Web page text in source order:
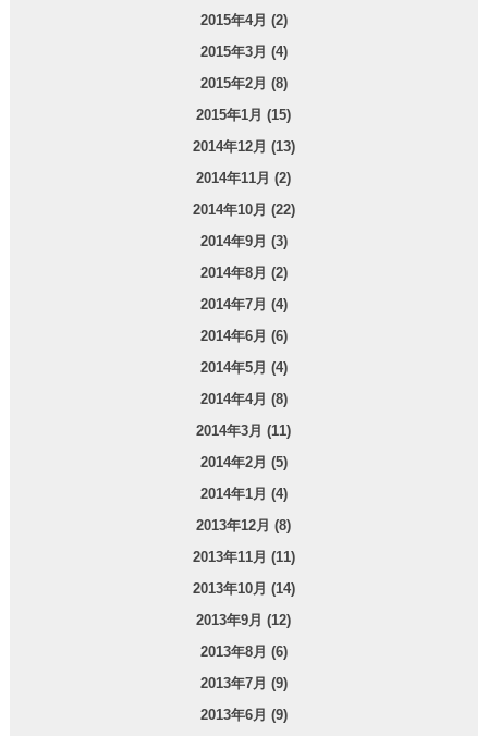
2015年4月 (2)
2015年3月 (4)
2015年2月 (8)
2015年1月 (15)
2014年12月 (13)
2014年11月 (2)
2014年10月 (22)
2014年9月 (3)
2014年8月 (2)
2014年7月 (4)
2014年6月 (6)
2014年5月 (4)
2014年4月 (8)
2014年3月 (11)
2014年2月 (5)
2014年1月 (4)
2013年12月 (8)
2013年11月 (11)
2013年10月 (14)
2013年9月 (12)
2013年8月 (6)
2013年7月 (9)
2013年6月 (9)